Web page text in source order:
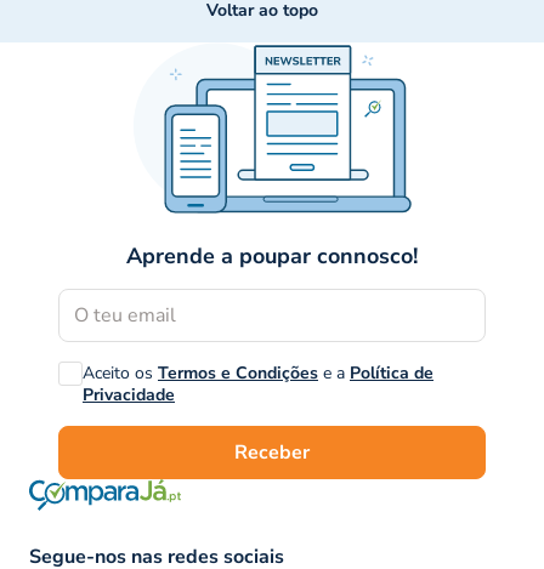
Voltar ao topo
Aprende a poupar connosco!
Aceito os Termos e Condições e a Política de
Privacidade
Receber
Segue-nos nas redes sociais